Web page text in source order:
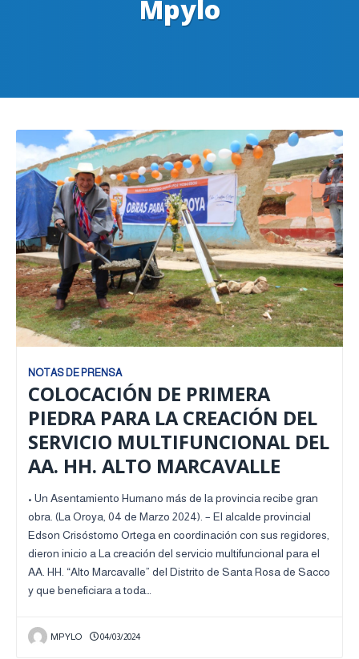
Mpylo
NOTAS DE PRENSA
COLOCACIÓN DE PRIMERA
PIEDRA PARA LA CREACIÓN DEL
SERVICIO MULTIFUNCIONAL DEL
AA. HH. ALTO MARCAVALLE
• Un Asentamiento Humano más de la provincia recibe gran
obra. (La Oroya, 04 de Marzo 2024). – El alcalde provincial
Edson Crisóstomo Ortega en coordinación con sus regidores,
dieron inicio a La creación del servicio multifuncional para el
AA. HH. “Alto Marcavalle” del Distrito de Santa Rosa de Sacco
y que beneficiara a toda…
MPYLO 04/03/2024